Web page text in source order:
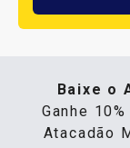
Baixe o
Ganhe
Atacadão